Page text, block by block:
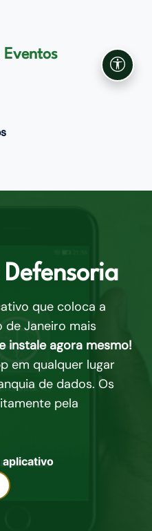
Eventos
que coloca a
de Janeiro mais
instale agora mesmo!
em qualquer lugar
de dados. Os
pela
aplicativo